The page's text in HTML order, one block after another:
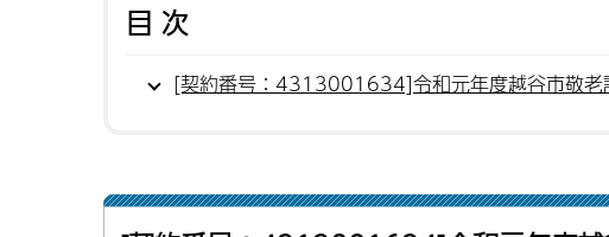
目次
[契約番号：4313001634]令和元年度越谷市敬老